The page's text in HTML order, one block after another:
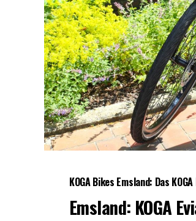
KOGA Bikes Ems­land: Das
Ems­land: KOGA